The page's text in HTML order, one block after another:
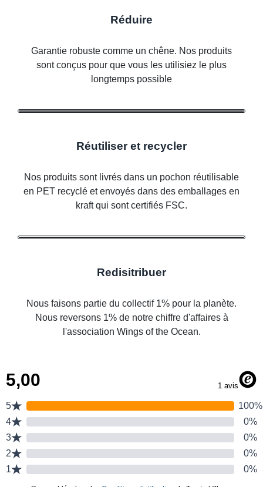
Réduire
Garantie robuste comme un chêne. Nos produits
sont conçus pour que vous les utilisiez le plus
longtemps possible
Réutiliser et recycler
Nos produits sont livrés dans un pochon réutilisable
en PET recyclé et envoyés dans des emballages en
kraft qui sont certifiés FSC.
Redisitribuer
Nous faisons partie du collectif 1% pour la planète.
Nous reversons 1% de notre chiffre d'affaires à
l'association Wings of the Ocean.